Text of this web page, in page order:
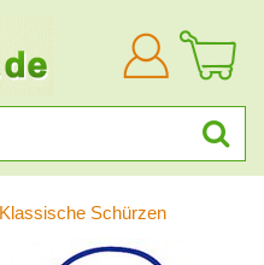
Anmelden
Klassische Schürzen